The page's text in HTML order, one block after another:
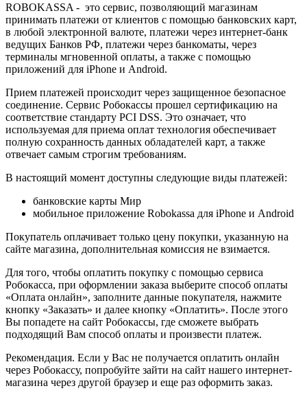
ROBOKASSA - это сервис, позволяющий магазинам
принимать платежи от клиентов с помощью банковских карт,
в любой электронной валюте, платежи через интернет-банк
ведущих Банков РФ, платежи через банкоматы, через
терминалы мгновенной оплаты, а также с помощью
приложений для iPhone и Android.
Прием платежей происходит через защищенное безопасное
соединение. Сервис Робокассы прошел сертификацию на
соответствие стандарту PCI DSS. Это означает, что
используемая для приема оплат технология обеспечивает
полную сохранность данных обладателей карт, а также
отвечает самым строгим требованиям.
В настоящий момент доступны следующие виды платежей:
банковские карты Мир
мобильное приложение Robokassa для iPhone и Android
Покупатель оплачивает только цену покупки, указанную на
сайте магазина, дополнительная комиссия не взимается.
Для того, чтобы оплатить покупку с помощью сервиса
Робокасса, при оформлении заказа выберите способ оплаты
«Оплата онлайн», заполните данные покупателя, нажмите
кнопку «Заказать» и далее кнопку «Оплатить». После этого
Вы попадете на сайт Робокассы, где сможете выбрать
подходящий Вам способ оплаты и произвести платеж.
Рекомендация. Если у Вас не получается оплатить онлайн
через Робокассу, попробуйте зайти на сайт нашего интернет-
магазина через другой браузер и еще раз оформить заказ.